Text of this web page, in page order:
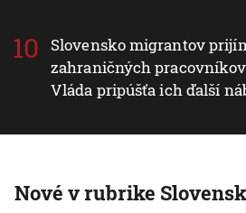
Slovensko migrantov
zahraničných
Vláda pripúšťa ich ďalší
Nové v rubrike